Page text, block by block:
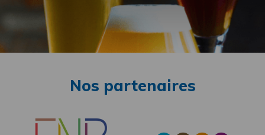
Nos partenaires